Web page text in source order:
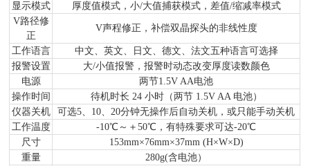
显示模式
厚度值模式，小/大值捕获模式，差值/缩减率模式
V路径修
正
V声程修正，补偿双晶探头的非线性度
工作语言
中文、英文、日文、德文、法文五种语言可选择
报警设置
大/小值报警，报警时动态改变厚度读数颜色
电源
两节1.5V AA电池
操作时间
待机时长 24 小时（ 两节 1.5V AA 电池）
仪器关机
可选5、10、20分钟无操作后自动关机，或只能手动关机
工作温度
-10℃～＋50℃，有特殊要求可达-20℃
尺寸
153mm×76mm×37mm (H×W×D)
重量
280g(含电池）